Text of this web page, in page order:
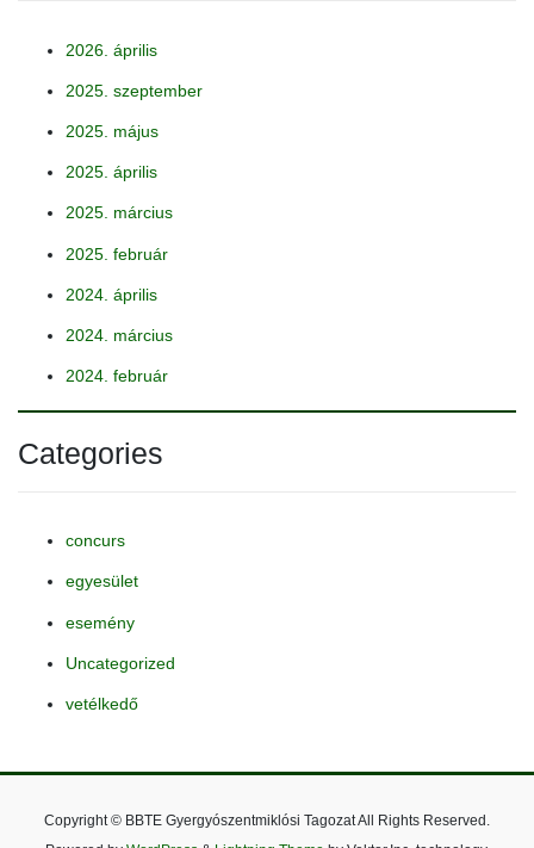
2026. április
2025. szeptember
2025. május
2025. április
2025. március
2025. február
2024. április
2024. március
2024. február
Categories
concurs
egyesület
esemény
Uncategorized
vetélkedő
Copyright © BBTE Gyergyószentmiklósi Tagozat All Rights Reserved.